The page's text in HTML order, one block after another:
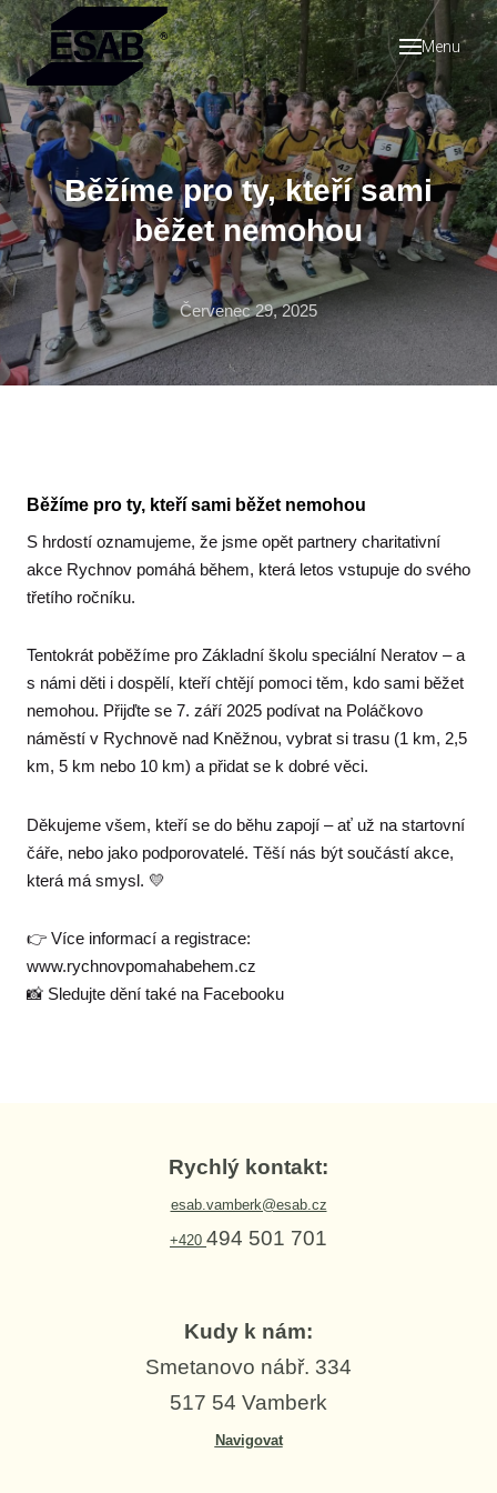
MenuÚvod
Svět
O
Běžíme pro ty, kteří sami
běžet nemohou
Červenec 29, 2025
Běžíme pro ty, kteří sami běžet nemohou
S hrdostí oznamujeme, že jsme opět partnery charitativní
akce Rychnov pomáhá během, která letos vstupuje do svého
třetího ročníku.
Tentokrát poběžíme pro Základní školu speciální Neratov – a
s námi děti i dospělí, kteří chtějí pomoci těm, kdo sami běžet
nemohou. Přijďte se 7. září 2025 podívat na Poláčkovo
náměstí v Rychnově nad Kněžnou, vybrat si trasu (1 km, 2,5
km, 5 km nebo 10 km) a přidat se k dobré věci.
Děkujeme všem, kteří se do běhu zapojí – ať už na startovní
čáře, nebo jako podporovatelé. Těší nás být součástí akce,
která má smysl. 💛
👉 Více informací a registrace:
www.rychnovpomahabehem.cz
📸 Sledujte dění také na Facebooku
Rychlý kontakt:
esab.vamberk@esab.cz
+420 494 501 701
Kudy k nám:
Smetanovo nábř. 334
517 54 Vamberk
Navigovat